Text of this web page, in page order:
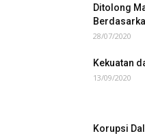
Ditolong
28/07/2020
Kekuatan
13/09/2020
Korupsi